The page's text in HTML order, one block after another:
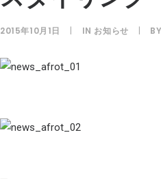
2015年10月1日 | IN お知らせ | BY